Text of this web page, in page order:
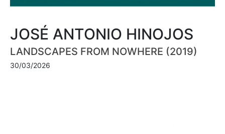
JOSÉ ANTONIO HINOJOS
LANDSCAPES FROM NOWHERE (2019)
30/03/2026